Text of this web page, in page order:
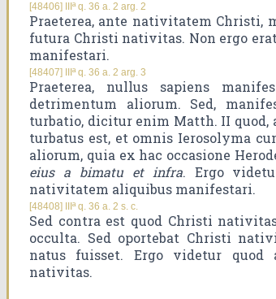
[48406] IIIª q. 36 a. 2 arg. 2
Praeterea, ante nativitatem Christi,
futura Christi nativitas. Non ergo
manifestari.
[48407] IIIª q. 36 a. 2 arg. 3
Praeterea, nullus sapiens
detrimentum aliorum. Sed,
turbatio, dicitur enim Matth. II quod,
turbatus est, et omnis Ierosolyma
aliorum, quia ex hac occasione
eius a bimatu et infra. Ergo
nativitatem aliquibus manifestari.
[48408] IIIª q. 36 a. 2 s. c.
Sed contra est quod Christi
occulta. Sed oportebat Christi
natus fuisset. Ergo videtur quod
nativitas.